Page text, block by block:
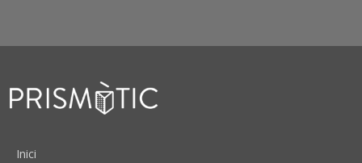
Peu
Inici